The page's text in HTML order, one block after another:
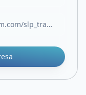
https://www.instagram.com/slp_transporte/